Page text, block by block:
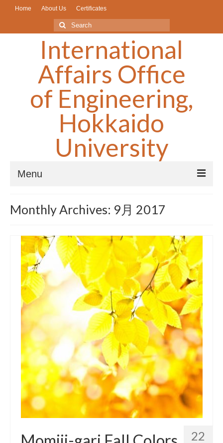
Home About Us Certificates
Search
International
Affairs Office
of Engineering,
Hokkaido
University
Menu
Scholarships/奨学金▼
Symposium▼
FAQ
[For New Int’l Students] Necessary procedures for living
after arriving in Sapporo
Inbound Exchange Program/海外の協定校からの交換留
学について
海外の協定校への派遣留学について/Outbound Exchange
Program
部局間協定校への派遣留学体験記
部局間協定校の紹介
交換留学（部局間交流協定校/派遣）一斉募集について
Monthly Archives: 9月 2017
22